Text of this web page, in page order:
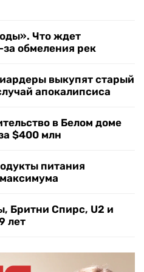
Что ждет
обмеления рек
выкупят старый
апокалипсиса
в Белом доме
$400 млн
питания
Бритни Спирс, U2 и
лет